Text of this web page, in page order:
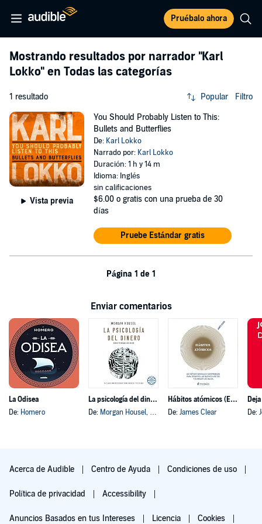
Pruébalo ahora
Mostrando resultados por narrador "Karl
Lokko" en Todas las categorías
1 resultado Popular Filtro
Vista previa
You Should Probably Listen to This:
Bullets and Butterflies
De: Karl Lokko
Narrado por: Karl Lokko
Duración: 1 h y 14 m
Idioma: Inglés
sin calificaciones
$6.00 o gratis con una prueba de 30
días
Pruebe Estándar gratis
Página 1 de 1
Enviar comentarios
La Odisea
De: Homero
La psicología del dinero
De: Morgan Housel, y otros
Hábitos atómicos (Español neutro)
De: James Clear
De:
Acerca de Audible Centro de Ayuda Condiciones de uso
Política de privacidad Accessibility
Anuncios Basados en tus Intereses Licencia Cookies